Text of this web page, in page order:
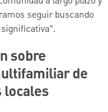
seguir buscando
sobre
de
locales